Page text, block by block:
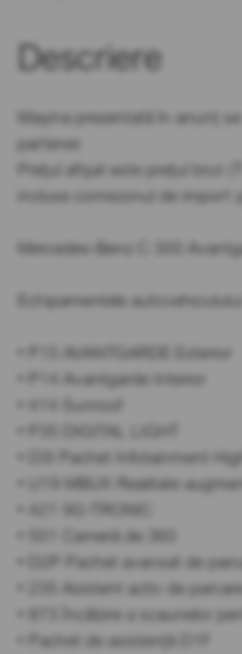
Descriere
Mașina prezentată în anunț
partener.
Prețul afișat este prețul brut
incluse comisionul de import
Mercedes-Benz C 300
Echipamentele autovehiculului:
• P15 AVANTGARDE Exterior
• P14 Avantgarde Interior
• 414 Sunroof
• P35 DIGITAL LIGHT
• D3I Pachet Infotainment
• U19 MBUX Realitate
• 421 9G-TRONIC
• 501 Cameră de 360
• D2P Pachet avansat de
• 235 Asistent activ de
• 873 Încălzire a scaunelor
• Pachet de asistență D1F